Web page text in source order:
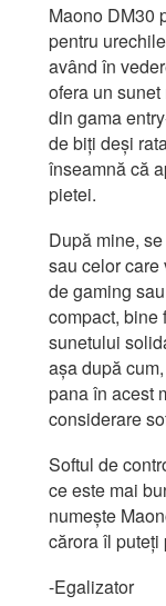
Maono DM30
pentru
având în
ofera un
din gama
de biți deși
înseamnă că
pietei.
După mine,
sau celor care
de gaming
compact, bine
sunetului
așa după
pana în acest
considerare
Softul de
ce este mai
numește
cărora îl puteți
-Egalizator